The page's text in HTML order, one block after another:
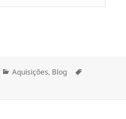
Categorias
Aquisições, Blog